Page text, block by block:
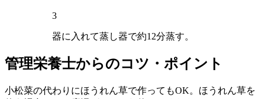
3
器に入れて蒸し器で約12分蒸す。
管理栄養士からのコツ・ポイント
小松菜の代わりにほうれん草で作ってもOK。ほうれん草を